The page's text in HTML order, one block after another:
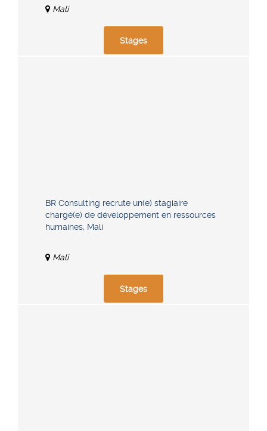
Mali
Stages
BR Consulting recrute un(e) stagiaire
chargé(e) de développement en ressources
humaines, Mali
Mali
Stages